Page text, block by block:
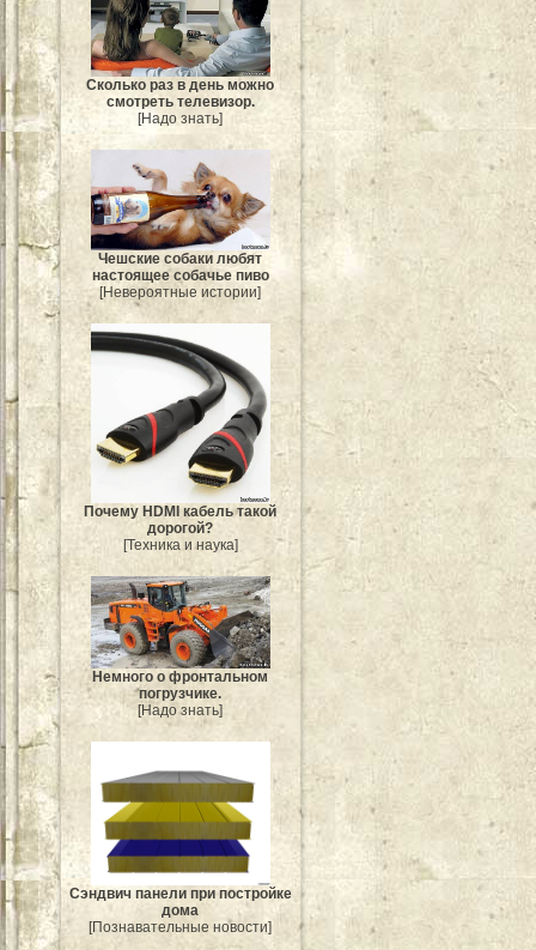
Сколько раз в день можно
смотреть телевизор.
[Надо знать]
Чешские собаки любят
настоящее собачье пиво
[Невероятные истории]
Почему HDMI кабель такой
дорогой?
[Техника и наука]
Немного о фронтальном
погрузчике.
[Надо знать]
Сэндвич панели при постройке
дома
[Познавательные новости]